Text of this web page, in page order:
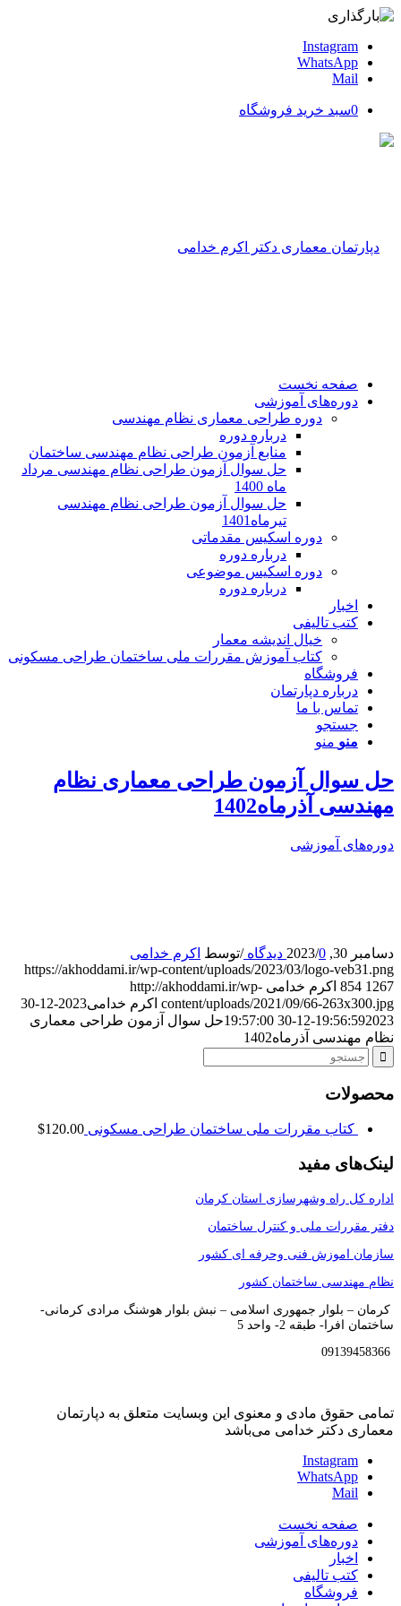
Instagram
WhatsApp
Mail
0سبد خرید فروشگاه
صفحه نخست
دوره‌های آموزشی
دوره طراحی معماری نظام مهندسی
درباره دوره
منابع آزمون طراحی نظام مهندسی ساختمان
حل سوال آزمون طراحی نظام مهندسی مرداد
ماه 1400
حل سوال آزمون طراحی نظام مهندسی
تیرماه1401
دوره اسکیس مقدماتی
درباره دوره
دوره اسکیس موضوعی
درباره دوره
اخبار
کتب تالیفی
خیال اندیشه معمار
کتاب آموزش مقررات ملی ساختمان طراحی مسکونی
فروشگاه
درباره دپارتمان
تماس با ما
جستجو
منو منو
حل سوال آزمون طراحی معماری نظام
مهندسی آذرماه1402
دوره‌های آموزشی
دسامبر 30, 2023 /0 دیدگاه /توسط اکرم خدامی
https://akhoddami.ir/wp-content/uploads/2023/03/logo-veb31.png
854 1267 اکرم خدامی http://akhoddami.ir/wp-
content/uploads/2021/09/66-263x300.jpg اکرم خدامی
2023-12-30
19:56:592023-12-30 19:57:00
حل سوال آزمون طراحی معماری
نظام مهندسی آذرماه1402
محصولات
کتاب مقررات ملی ساختمان طراحی مسکونی $120.00
لینک‌‌های مفید
اداره کل راه وشهرسازی استان کرمان
دفتر مقررات ملی و کنترل ساختمان
سازمان اموزش فنی وحرفه ای کشور
نظام مهندسی ساختمان کشور
کرمان – بلوار جمهوری اسلامی – نبش بلوار هوشنگ مرادی کرمانی-
ساختمان افرا- طبقه 2- واحد 5
تمامی حقوق مادی و معنوی این وبسایت متعلق به دپارتمان
معماری دکتر خدامی می‌باشد
Instagram
WhatsApp
Mail
صفحه نخست
دوره‌های آموزشی
اخبار
کتب تالیفی
فروشگاه